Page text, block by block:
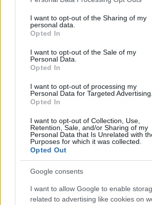
not limited to your visit or usage behaviour.
grant or deny consent to Google and its
use your data for below specified purposes
consent section.
I want to opt-out of the Sharing of my
personal data.
Opted In
I want to opt-out of the Sale of my
Personal Data.
Opted In
I want to opt-out of processing my
Personal Data for Targeted Advertising.
Opted In
I want to opt-out of Collection, Use,
Retention, Sale, and/or Sharing of my
Personal Data that Is Unrelated with
Purposes for which it was collected.
Opted Out
Google consents
I want to allow Google to enable
related to advertising like cookies on
Tavasszal jön az
Én és a kisöcsém
szinhazhu•2015. január 20.
Szerelmes mese csipetnyi
karakterekkel és sok nevetéssel – ezt
Operettszínház, ahol az Én és a
bemutatójára készülnek.